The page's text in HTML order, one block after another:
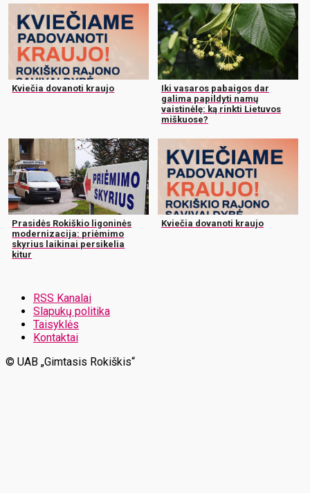
Kviečia dovanoti kraujo
Iki vasaros pabaigos dar
galima papildyti namų
vaistinėlę: ką rinkti Lietuvos
miškuose?
Prasidės Rokiškio ligoninės
modernizacija: priėmimo
skyrius laikinai persikelia
kitur
Kviečia dovanoti kraujo
RSS Kanalai
Slapukų politika
Taisyklės
Kontaktai
© UAB „Gimtasis Rokiškis“